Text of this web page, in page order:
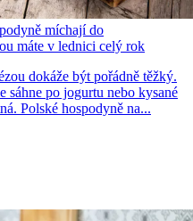
míchají do
máte v lednici celý rok
dokáže být pořádně těžký.
sáhne po jogurtu nebo kysané
Polské hospodyně na...